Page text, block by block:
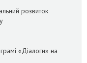
розвиток
«Діалоги» на